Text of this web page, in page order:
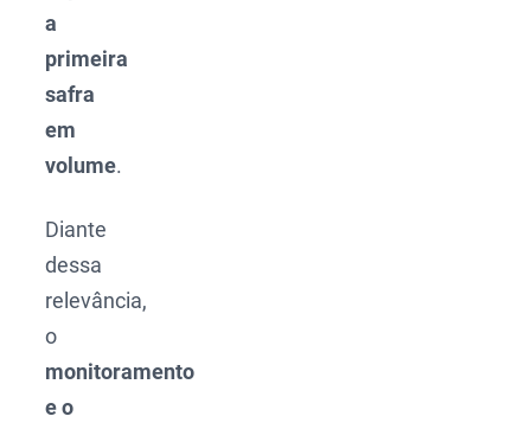
a
primeira
safra
em
volume.
Diante
dessa
relevância,
o
monitoramento
e o